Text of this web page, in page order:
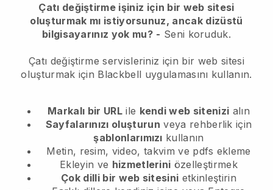
Çatı değiştirme işiniz için bir web sitesi
oluşturmak mı istiyorsunuz, ancak dizüstü
bilgisayarınız yok mu? - Seni koruduk.
Çatı değiştirme servisleriniz için bir web sitesi
oluşturmak için Blackbell uygulamasını kullanın.
Markalı bir URLile kendi web sitenizi alın
Sayfalarınızı oluşturun veya rehberlik için
şablonlarımızı kullanın
Metin, resim, video, takvim ve pdfs ekleme
Ekleyin ve hizmetlerini özelleştirmek
Çok dilli bir web sitesini etkinleştirin